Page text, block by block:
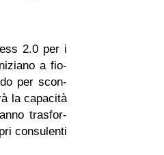
2.0 per i
a fio­
per scon­
la capa­cità
tra­sfor­
con­su­lenti